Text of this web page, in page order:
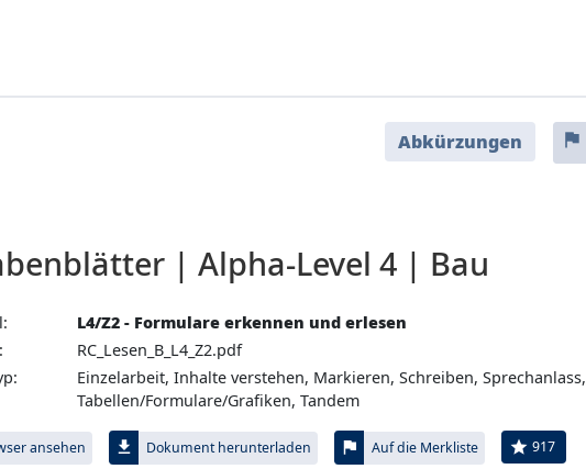
Abkürzungen flag
| Alpha-Level 4 | Bau
L4/Z2 - Formulare erkennen und erlesen
RC_Lesen_B_L4_Z2.pdf
Einzelarbeit, Inhalte verstehen, Markieren, Schreiben, Sprechanlass,
Tabellen/Formulare/Grafiken, Tandem
ansehen file_download Dokument herunterladen flag Auf die Merkliste star 917